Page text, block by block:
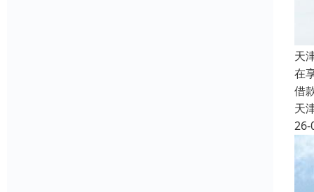
天
在
借
天
26-